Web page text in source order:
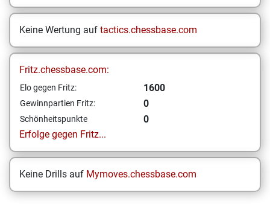
Keine Wertung auf tactics.chessbase.com
Fritz.chessbase.com:
Elo gegen Fritz: 1600
Gewinnpartien Fritz: 0
Schönheitspunkte
0
Erfolge gegen Fritz...
Keine Drills auf Mymoves.chessbase.com